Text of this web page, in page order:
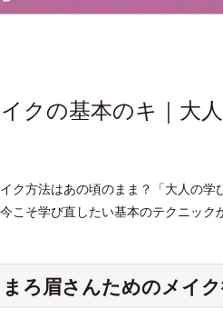
クの基本のキ｜大
ク方法はあの頃のまま？「大人の学
こそ学び直したい基本のテクニック
ろ眉さんためのメイ